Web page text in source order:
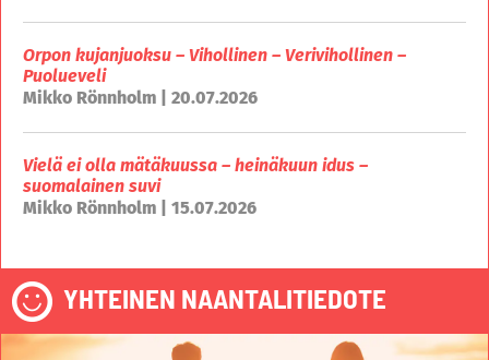
Orpon kujanjuoksu – Vihollinen – Verivihollinen –
Puolueveli
Mikko Rönnholm | 20.07.2026
Vielä ei olla mätäkuussa – heinäkuun idus –
suomalainen suvi
Mikko Rönnholm | 15.07.2026
YHTEINEN NAANTALITIEDOTE